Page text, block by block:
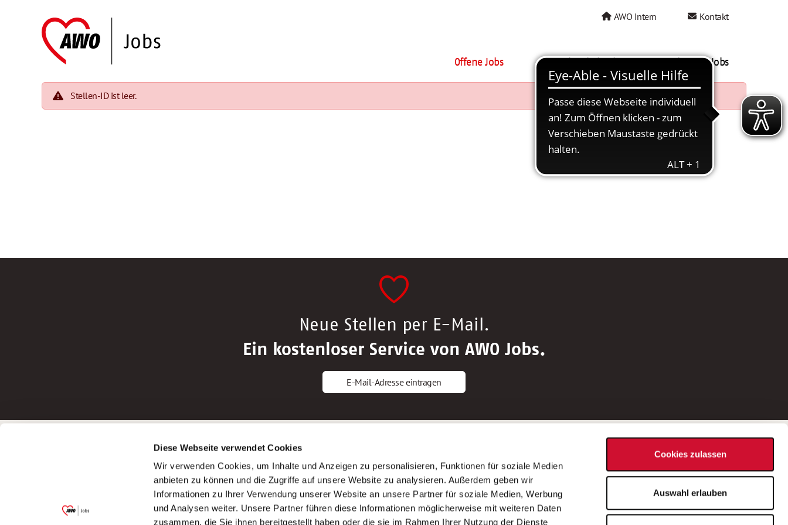
Diese Webseite verwendet Cookies
Wir verwenden Cookies, um Inhalte und Anzeigen zu personalisieren, Funktionen für soziale Medien
anbieten zu können und die Zugriffe auf unsere Website zu analysieren. Außerdem geben wir
Informationen zu Ihrer Verwendung unserer Website an unsere Partner für soziale Medien, Werbung
und Analysen weiter. Unsere Partner führen diese Informationen möglicherweise mit weiteren Daten
zusammen, die Sie ihnen bereitgestellt haben oder die sie im Rahmen Ihrer Nutzung der Dienste
Cookies zulassen
Auswahl erlauben
AWO Intern Kontakt
Offene Jobs AWO als Arbeitgeber Mein AWO Jobs
Stellen-ID ist leer.
Neue Stellen per E-Mail.
Ein kostenloser Service von AWO Jobs.
E-Mail-Adresse eintragen
Garitz Bewirtschaftungsbetriebe GmbH
(Ein Tochterunternehmen des AWO
Bezirksverbandes Unterfranken e.V.)
Bewerbungstipps
Bewerbung als Altenpfleger*in
Bewerbung als Krankenpfleger*in
Bewerbung als Altenpflegehelfer*in
Bewerbung als Erzieher*in
AWO Gliederungen nach Bundesland
Stellenangebote nach Bundesländern
Sitemap
Impressum
Datenschutz
Bei Fragen zu einer Stellenausschreibung
wenden Sie sich bitte an die*den in der
Stellenausschreibung genannte*n